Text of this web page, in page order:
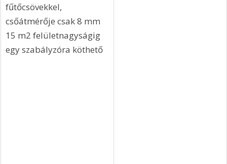
fűtőcsövekkel,
csőátmérője csak 8 mm
15 m2 felületnagyságig
egy szabályzóra köthető